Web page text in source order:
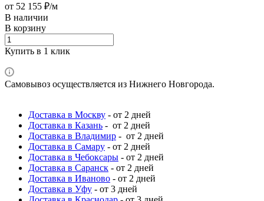
от 52 155 ₽/м
В наличии
В корзину
Купить в 1 клик
Самовывоз осуществляется из Нижнего Новгорода.
Доставка в Москву - от 2 дней
Доставка в Казань - от 2 дней
Доставка в Владимир - от 2 дней
Доставка в Самару - от 2 дней
Доставка в Чебоксары - от 2 дней
Доставка в Саранск - от 2 дней
Доставка в Иваново - от 2 дней
Доставка в Уфу - от 3 дней